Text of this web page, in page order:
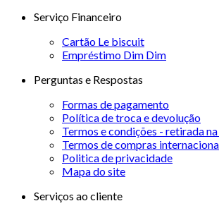
Serviço Financeiro
Cartão Le biscuit
Empréstimo Dim Dim
Perguntas e Respostas
Formas de pagamento
Política de troca e devolução
Termos e condições - retirada
Termos de compras
Politica de privacidade
Mapa do site
Serviços ao cliente